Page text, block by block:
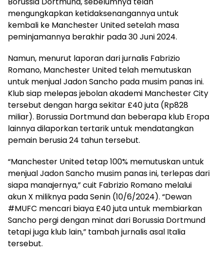
mengungkapkan ketidaksenangannya untuk
kembali ke Manchester United setelah masa
peminjamannya berakhir pada 30 Juni 2024.
Namun, menurut laporan dari jurnalis Fabrizio
Romano, Manchester United telah memutuskan
untuk menjual Jadon Sancho pada musim panas ini.
Klub siap melepas jebolan akademi Manchester City
tersebut dengan harga sekitar £40 juta (Rp828
miliar). Borussia Dortmund dan beberapa klub Eropa
lainnya dilaporkan tertarik untuk mendatangkan
pemain berusia 24 tahun tersebut.
“Manchester United tetap 100% memutuskan untuk
menjual Jadon Sancho musim panas ini, terlepas dari
siapa manajernya,” cuit Fabrizio Romano melalui
akun X miliknya pada Senin (10/6/2024). “Dewan
#MUFC mencari biaya £40 juta untuk membiarkan
Sancho pergi dengan minat dari Borussia Dortmund
tetapi juga klub lain,” tambah jurnalis asal Italia
tersebut.